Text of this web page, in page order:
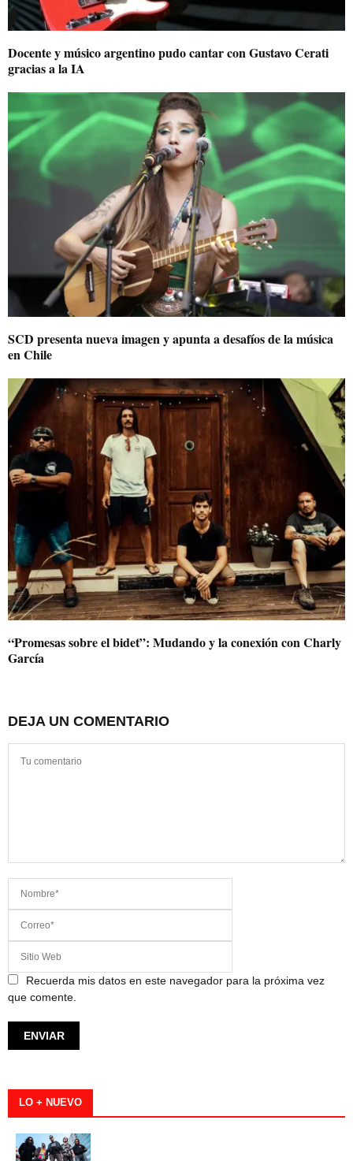
Docente y músico argentino pudo cantar con Gustavo Cerati
gracias a la IA
SCD presenta nueva imagen y apunta a desafíos de la música
en Chile
“Promesas sobre el bidet”: Mudando y la conexión con Charly
García
DEJA UN COMENTARIO
Recuerda mis datos en este navegador para la próxima vez
que comente.
LO + NUEVO